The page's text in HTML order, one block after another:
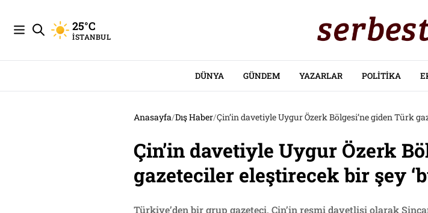
25°C
İSTANBUL
DÜNYA GÜNDEM YAZARLAR POLITIKA
Anasayfa/Dış Haber/Çin’in davetiyle Uygur Özerk Bölgesi’ne giden Türk
Çin’in davetiyle Uygur Özerk
gazeteciler eleştirecek bir şey
Türkiye’den bir grup gazeteci, Çin’in resmi davetlisi olarak